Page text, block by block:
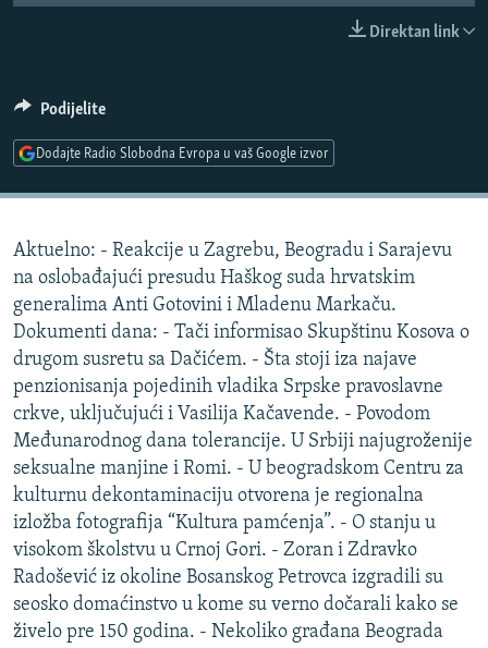
SPECIJALI RSE
VIŠE OD NASLOVA
TV LIBERTY
POST SCRIPTUM
MOJA EVROPA
TRI DECENIJE OD RATA U BIH
SVE KARTE DEJTONA
NASTANAK I RASPAD JUGOSLAVIJE
PRATITE NAS
Sve RFE/RL stranice
Direktan link
Podijelite
Dodajte Radio Slobodna Evropa u vaš Google izvor
Aktuelno: - Reakcije u Zagrebu, Beogradu i Sarajevu
na oslobađajući presudu Haškog suda hrvatskim
generalima Anti Gotovini i Mladenu Markaču.
Dokumenti dana: - Tači informisao Skupštinu Kosova o
drugom susretu sa Dačićem. - Šta stoji iza najave
penzionisanja pojedinih vladika Srpske pravoslavne
crkve, uključujući i Vasilija Kačavende. - Povodom
Međunarodnog dana tolerancije. U Srbiji najugroženije
seksualne manjine i Romi. - U beogradskom Centru za
kulturnu dekontaminaciju otvorena je regionalna
izložba fotografija “Kultura pamćenja”. - O stanju u
visokom školstvu u Crnoj Gori. - Zoran i Zdravko
Radošević iz okoline Bosanskog Petrovca izgradili su
seosko domaćinstvo u kome su verno dočarali kako se
živelo pre 150 godina. - Nekoliko građana Beograda